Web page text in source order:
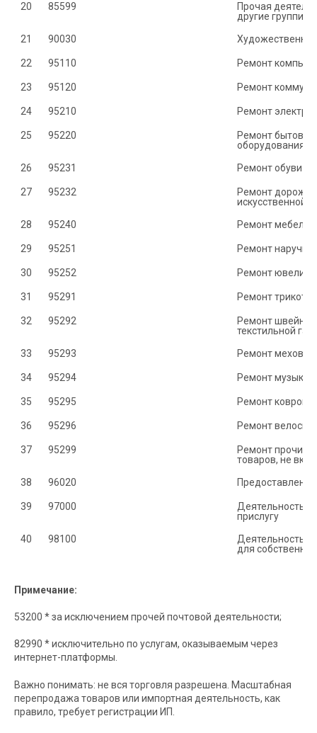
20
Прочая
другие
21
22 Ремонт
23 Ремонт
24 Ремонт
25
Ремонт
оборудования
26
Ремонт обуви
27
Ремонт
искусственной
28
Ремонт мебели
29 Ремонт
30 Ремонт
31 Ремонт
32
Ремонт
текстильной
33
Ремонт
34 Ремонт
35 Ремонт ковров
36 Ремонт
37
Ремонт прочих
товаров, не
38
39
Деятельность
прислугу
40
Деятельность
для
Примечание:
53200 * за исключением прочей почтовой деятельности;
82990 * исключительно по услугам, оказываемым через
интернет-платформы.
Важно понимать: не вся торговля разрешена. Масштабная
перепродажа товаров или импортная деятельность, как
правило, требует регистрации ИП.